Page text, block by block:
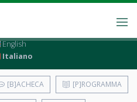
English
Italiano
[B]ACHECA [P]ROGRAMMA